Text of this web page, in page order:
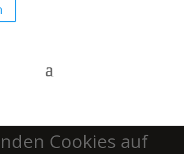
Cookies auf